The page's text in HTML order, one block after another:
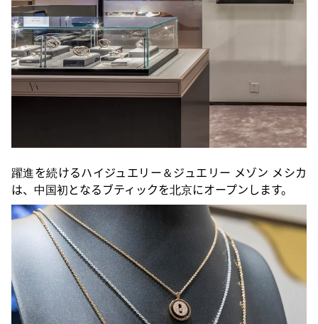
躍進を続けるハイジュエリー＆ジュエリー メゾン メシカ
は、中国初となるブティックを北京にオープンします。